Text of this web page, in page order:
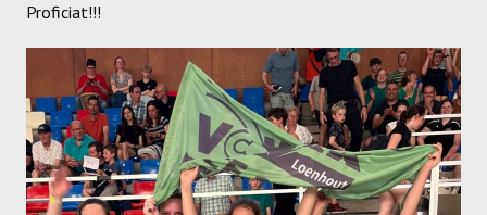
Meisjes U13-C
Jongens U15
Meisjes U15-A
Meisjes U15-B
Proficiat!!!